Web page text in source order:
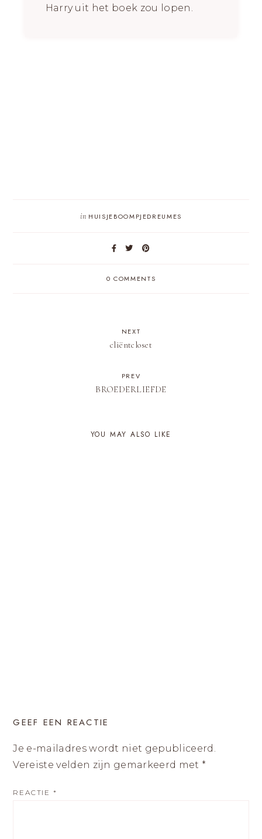
Harry uit het boek zou lopen.
in HUISJEBOOMPJEDREUMES
0 COMMENTS
NEXT
cliëntcloset
PREV
BROEDERLIEFDE
YOU MAY ALSO LIKE
GEEF EEN REACTIE
Je e-mailadres wordt niet gepubliceerd.
Vereiste velden zijn gemarkeerd met *
REACTIE *